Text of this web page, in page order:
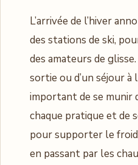
L’arrivée de l’hiver
des stations de ski,
des amateurs de
sortie ou d’un séjour
important de se munir
chaque pratique et de
pour supporter le
en passant par les